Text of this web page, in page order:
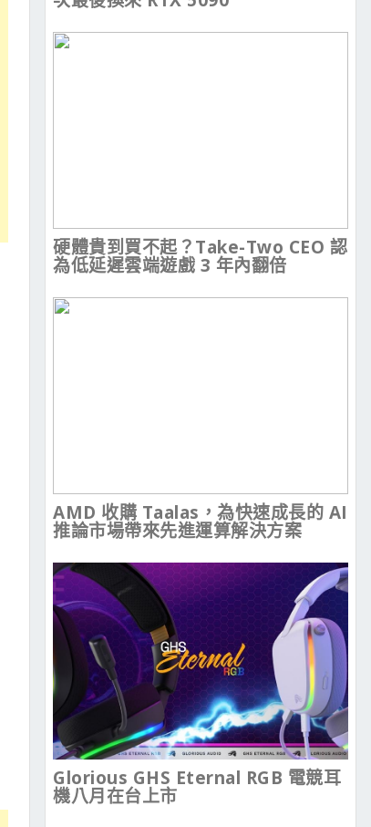
硬體貴到買不起？Take-Two CEO 認
為低延遲雲端遊戲 3 年內翻倍
AMD 收購 Taalas，為快速成長的 AI
推論市場帶來先進運算解決方案
Glorious GHS Eternal RGB 電競耳
機八月在台上市